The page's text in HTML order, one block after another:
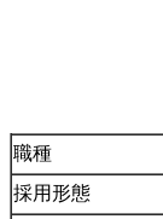
職種
採用形態